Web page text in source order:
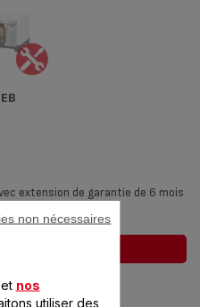
extension de garantie de 6 mois
nos
utiliser des
non nécessaires